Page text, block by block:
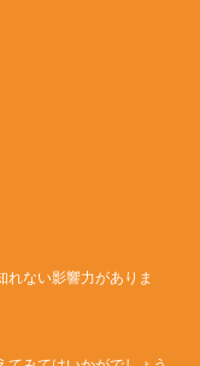
れない影響力がありま